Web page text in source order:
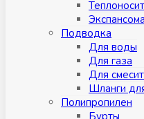
Подводка
Для воды
Для газа
Для
Шланги
Полипропилен
Бурты